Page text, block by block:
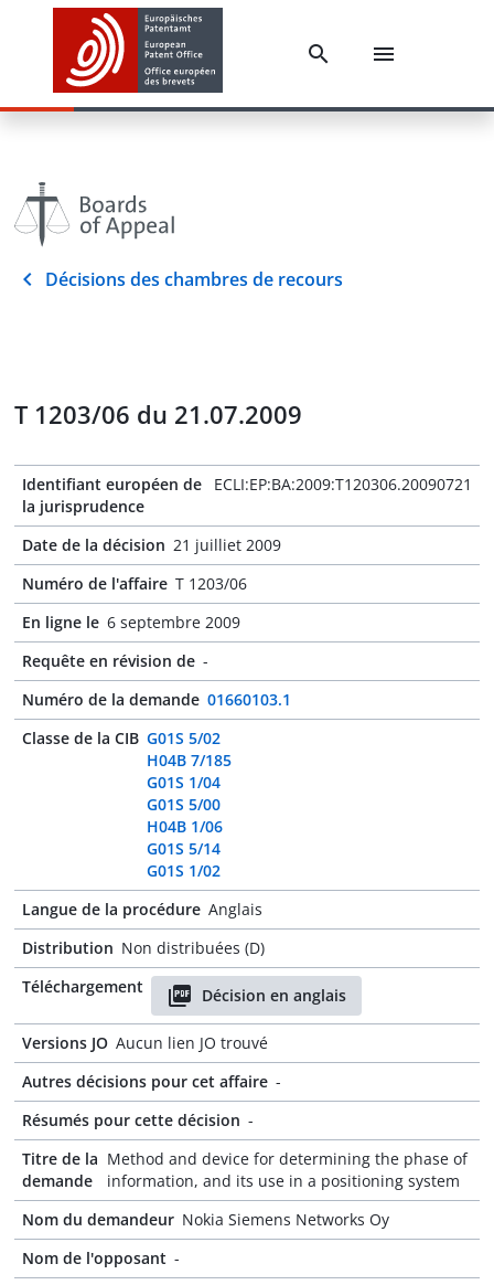
Décisions des chambres de recours
T 1203/06 du 21.07.2009
Identifiant européen de
la jurisprudence
ECLI:EP:BA:2009:T120306.20090721
Date de la décision 21 juilliet 2009
Numéro de l'affaire T 1203/06
En ligne le 6 septembre 2009
Requête en révision de -
Numéro de la demande 01660103.1
Classe de la CIB G01S 5/02
H04B 7/185
G01S 1/04
G01S 5/00
H04B 1/06
G01S 5/14
G01S 1/02
Langue de la procédure Anglais
Distribution Non distribuées (D)
Téléchargement
Décision en anglais
Versions JO Aucun lien JO trouvé
Autres décisions pour cet affaire -
Résumés pour cette décision -
Titre de la
demande
Method and device for determining the phase of
information, and its use in a positioning system
Nom du demandeur Nokia Siemens Networks Oy
Nom de l'opposant -